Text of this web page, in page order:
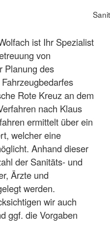
ist Ihr Spezialist
von
Planung des
Rote Kreuz an dem
nach Klaus
ermittelt über ein
welcher eine
Anhand dieser
der Sanitäts- und
Ärzte und
werden.
wir auch
ggf. die Vorgaben